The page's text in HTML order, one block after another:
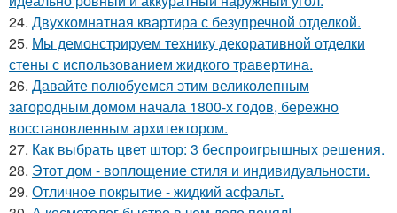
24. Двухкомнатная квартира с безупречной отделкой.
25. Мы демонстрируем технику декоративной отделки
стены с использованием жидкого травертина.
26. Давайте полюбуемся этим великолепным
загородным домом начала 1800-х годов, бережно
восстановленным архитектором.
27. Как выбрать цвет штор: 3 беспроигрышных решения.
28. Этот дом - воплощение стиля и индивидуальности.
29. Отличное покрытие - жидкий асфальт.